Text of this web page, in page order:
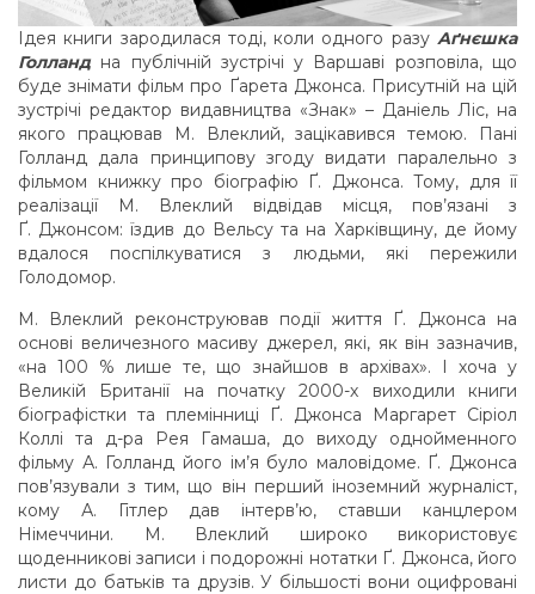
Ідея книги зародилася тоді, коли одного разу Аґнєшка
Голланд на публічній зустрічі у Варшаві розповіла, що
буде знімати фільм про Ґарета Джонса. Присутній на цій
зустрічі редактор видавництва «Знак» – Даніель Ліс, на
якого працював М. Влеклий, зацікавився темою. Пані
Голланд дала принципову згоду видати паралельно з
фільмом книжку про біографію Ґ. Джонса. Тому, для її
реалізації М. Влеклий відвідав місця, пов’язані з
Ґ. Джонсом: їздив до Вельсу та на Харківщину, де йому
вдалося поспілкуватися з людьми, які пережили
Голодомор.
М. Влеклий реконструював події життя Ґ. Джонса на
основі величезного масиву джерел, які, як він зазначив,
«на 100 % лише те, що знайшов в архівах». І хоча у
Великій Британії на початку 2000-х виходили книги
біографістки та племінниці Ґ. Джонса Маргарет Сіріол
Коллі та д-ра Рея Гамаша, до виходу однойменного
фільму А. Голланд його ім’я було маловідоме. Ґ. Джонса
пов’язували з тим, що він перший іноземний журналіст,
кому А. Гітлер дав інтерв’ю, ставши канцлером
Німеччини. М. Влеклий широко використовує
щоденникові записи і подорожні нотатки Ґ. Джонса, його
листи до батьків та друзів. У більшості вони оцифровані